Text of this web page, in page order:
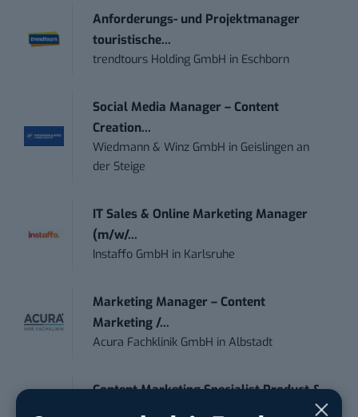
Anforderungs- und Projektmanager
touristische...
trendtours Holding GmbH in Eschborn
Social Media Manager – Content
Creation...
Wiedmann & Winz GmbH in Geislingen an
der Steige
IT Sales & Online Marketing Manager
(m/w/...
Instaffo GmbH in Karlsruhe
Marketing Manager – Content
Marketing /...
Acura Fachklinik GmbH inAlbstadt
Content Marketing Specialist Product &